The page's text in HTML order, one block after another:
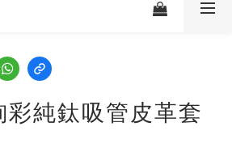
1
0
彩純鈦吸管皮革套